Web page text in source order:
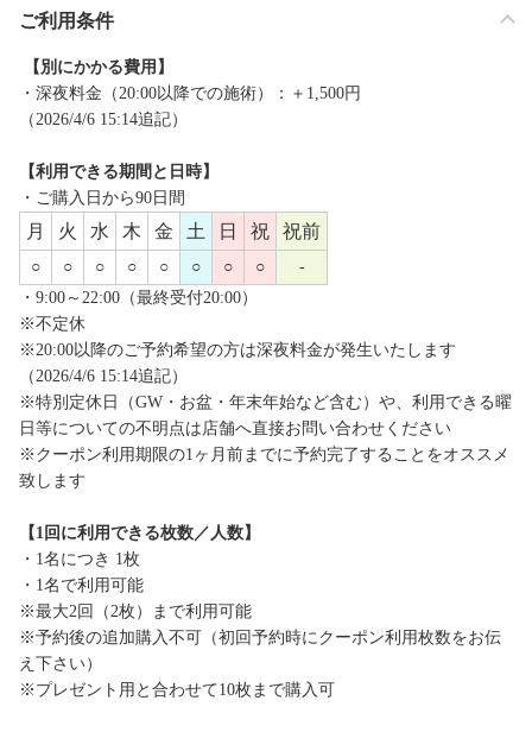
ご利用条件
【別にかかる費用】
・深夜料金（20:00以降での施術）：＋1,500円
（2026/4/6 15:14追記）
【利用できる期間と日時】
・ご購入日から90日間
月 火 水 木 金 土 日 祝 祝前
○ ○ ○ ○ ○ ○ ○ ○
-
・9:00～22:00（最終受付20:00）
※不定休
※20:00以降のご予約希望の方は深夜料金が発生いたします
（2026/4/6 15:14追記）
※特別定休日（GW・お盆・年末年始など含む）や、利用できる曜
日等についての不明点は店舗へ直接お問い合わせください
※クーポン利用期限の1ヶ月前までに予約完了することをオススメ
致します
【1回に利用できる枚数／人数】
・1名につき 1枚
・1名で利用可能
※最大2回（2枚）まで利用可能
※予約後の追加購入不可（初回予約時にクーポン利用枚数をお伝
え下さい）
※プレゼント用と合わせて10枚まで購入可